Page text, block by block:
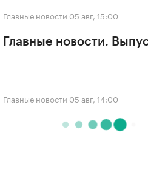
Главные новости 05 авг, 15:00
Главные новости.
Главные новости 05 авг, 14:00